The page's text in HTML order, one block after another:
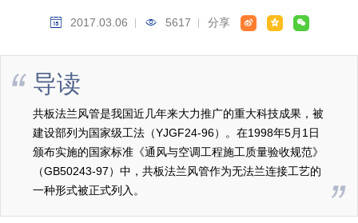
 2017.03.06  5617 分享   
导读
共板法兰风管是我国近几年来大力推广的重大科技成果，被
建设部列为国家级工法（YJGF24-96）。在1998年5月1日
颁布实施的国家标准《通风与空调工程施工质量验收规范》
（GB50243-97）中，共板法兰风管作为无法兰连接工艺的
一种形式被正式列入。